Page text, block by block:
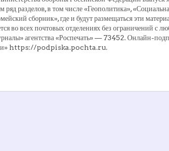
ряд разделов, в том числе «Геополитика»,
сборник», где и будут размещаться эти
во всех почтовых отделениях без ограничений с
агентства «Роспечать» — 73452. Онлайн-
https://podpiska.pochta.ru.